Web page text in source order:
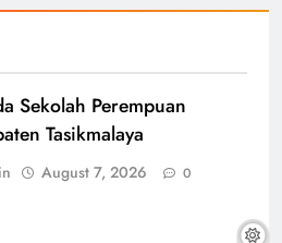
Sekolah Perempuan
Tasikmalaya
August 7, 2026 0